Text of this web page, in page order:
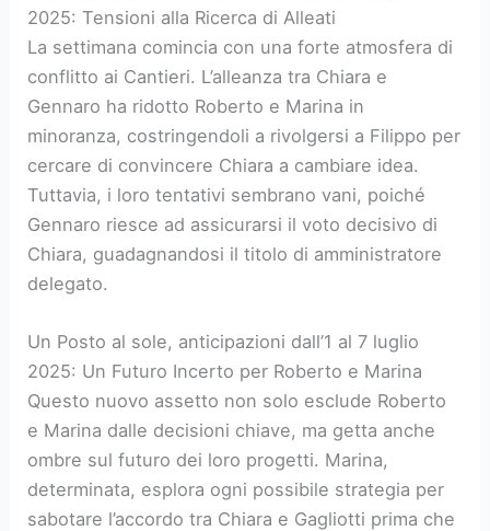
2025: Tensioni alla Ricerca di Alleati
La settimana comincia con una forte atmosfera di
conflitto ai Cantieri. L’alleanza tra Chiara e
Gennaro ha ridotto Roberto e Marina in
minoranza, costringendoli a rivolgersi a Filippo per
cercare di convincere Chiara a cambiare idea.
Tuttavia, i loro tentativi sembrano vani, poiché
Gennaro riesce ad assicurarsi il voto decisivo di
Chiara, guadagnandosi il titolo di amministratore
delegato.
Un Posto al sole, anticipazioni dall’1 al 7 luglio
2025: Un Futuro Incerto per Roberto e Marina
Questo nuovo assetto non solo esclude Roberto
e Marina dalle decisioni chiave, ma getta anche
ombre sul futuro dei loro progetti. Marina,
determinata, esplora ogni possibile strategia per
sabotare l’accordo tra Chiara e Gagliotti prima che